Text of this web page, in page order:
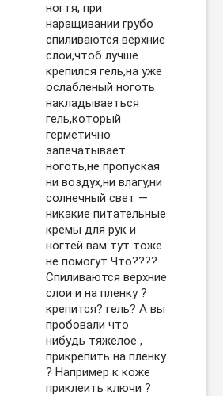
ногтя, при
наращивании грубо
спиливаются верхние
слои,чтоб лучше
крепился гель,на уже
ослабленый ноготь
накладываеться
гель,который
герметично
запечатывает
ноготь,не пропуская
ни воздух,ни влагу,ни
солнечный свет —
никакие питательные
кремы для рук и
ногтей вам тут тоже
не помогут Что????
Спиливаются верхние
слои и на пленку ?
крепится? гель? А вы
пробовали что
нибудь тяжелое ,
прикрепить на плёнку
? Например к коже
приклеить ключи ?